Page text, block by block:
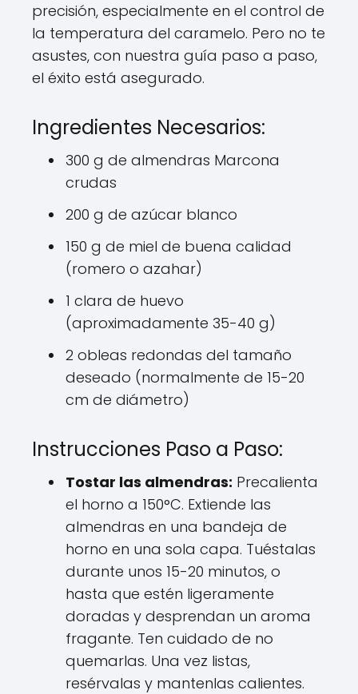
precisión, especialmente en el control de
la temperatura del caramelo. Pero no te
asustes, con nuestra guía paso a paso,
el éxito está asegurado.
Ingredientes Necesarios:
300 g de almendras Marcona
crudas
200 g de azúcar blanco
150 g de miel de buena calidad
(romero o azahar)
1 clara de huevo
(aproximadamente 35-40 g)
2 obleas redondas del tamaño
deseado (normalmente de 15-20
cm de diámetro)
Instrucciones Paso a Paso:
Tostar las almendras: Precalienta
el horno a 150°C. Extiende las
almendras en una bandeja de
horno en una sola capa. Tuéstalas
durante unos 15-20 minutos, o
hasta que estén ligeramente
doradas y desprendan un aroma
fragante. Ten cuidado de no
quemarlas. Una vez listas,
resérvalas y mantenlas calientes.